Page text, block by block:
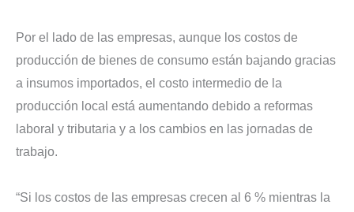
Por el lado de las empresas, aunque los costos de
producción de bienes de consumo están bajando gracias
a insumos importados, el costo intermedio de la
producción local está aumentando debido a reformas
laboral y tributaria y a los cambios en las jornadas de
trabajo.
“Si los costos de las empresas crecen al 6 % mientras la